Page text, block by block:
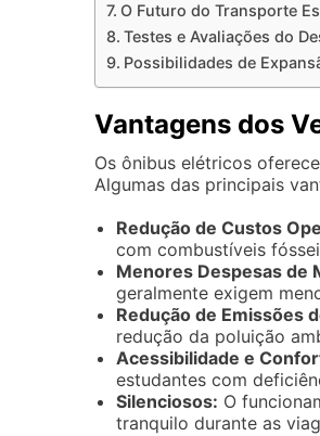
O Futuro do Transporte
Testes e Avaliações do
Possibilidades de
Vantagens dos
Os ônibus elétricos
Algumas das principais
Redução de Custos
com combustíveis
Menores Despesas de
geralmente exigem
Redução de Emissões
redução da poluição
Acessibilidade e
estudantes com
Silenciosos: O
tranquilo durante as